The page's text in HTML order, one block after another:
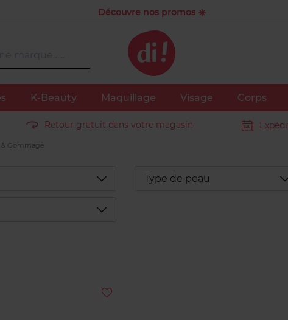
Découvre nos promos ☀️
K-Beauty Maquillage Visage Corps
Retour gratuit dans votre magasin
Gommage
Déplier Type de peau
Déplier